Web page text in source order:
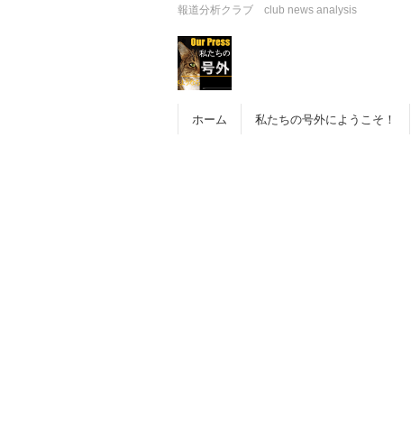
報道分析クラブ club news analysis
ホーム 私たちの号外にようこそ！